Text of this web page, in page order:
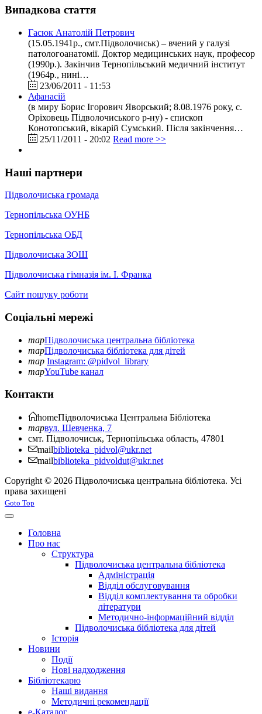
Випадкова стаття
Гасюк Анатолій Петрович
(15.05.1941р., смт.Підволочиськ) – вчений у галузі
патологоанатомії. Доктор медицинських наук, професор
(1990р.). Закінчив Тернопільський медичний інститут
(1964р., нині…
23/06/2011 - 11:53
Афанасій
(в миру Борис Ігорович Яворський; 8.08.1976 року, с.
Оріховець Підволочиського р-ну) - єпископ
Конотопський, вікарій Сумський. Після закінчення…
25/11/2011 - 20:02 Read more >>
Наші партнери
Підволочиська громада
Тернопільська ОУНБ
Тернопільська ОБД
Підволочиська ЗОШ
Підволочиська гімназія ім. І. Франка
Сайт пошуку роботи
Соціальні мережі
mapПідволочиська центральна бібліотека
mapПідволочиська бібліотека для дітей
map Instagram: @pidvol_library
mapYouTube канал
Контакти
homeПідволочиська Центральна Бібліотека
mapвул. Шевченка, 7
смт. Підволочиськ, Тернопільська область, 47801
mailbiblioteka_pidvol@ukr.net
mailbiblioteka_pidvoldut@ukr.net
Copyright © 2026 Підволочиська центральна бібліотека. Усі
права захищені
Joomla! 3 Templates
Goto Top
Головна
Про нас
Структура
Підволочиська центральна бібліотека
Адміністрація
Відділ обслуговування
Відділ комплектування та обробки
літератури
Методично-інформаційний відділ
Підволочиська бібліотека для дітей
Історія
Новини
Події
Нові надходження
Бібліотекарю
Наші видання
Методичні рекомендації